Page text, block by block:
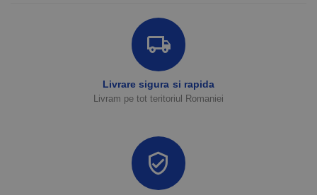
Livrare sigura si rapida
Livram pe tot teritoriul Romaniei